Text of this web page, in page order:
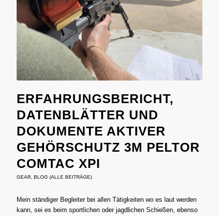
ERFAHRUNGSBERICHT,
DATENBLÄTTER UND
DOKUMENTE AKTIVER
GEHÖRSCHUTZ 3M PELTOR
COMTAC XPI
GEAR, BLOG (ALLE BEITRÄGE)
Mein ständiger Begleiter bei allen Tätigkeiten wo es laut werden
kann, sei es beim sportlichen oder jagdlichen Schießen, ebenso